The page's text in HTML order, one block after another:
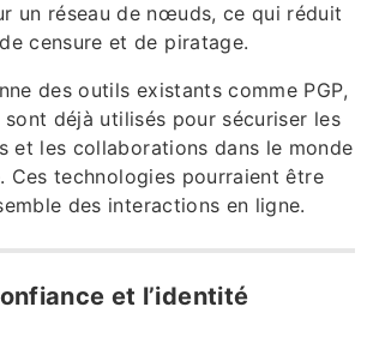
un réseau de nœuds, ce qui réduit
censure et de piratage.
des outils existants comme PGP,
sont déjà utilisés pour sécuriser les
et les collaborations dans le monde
Ces technologies pourraient être
des interactions en ligne.
et l’identité